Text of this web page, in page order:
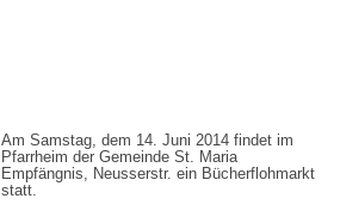
Am Samstag, dem 14. Juni 2014 findet im
Pfarrheim der Gemeinde St. Maria
Empfängnis, Neusserstr. ein Bücherflohmarkt
statt.